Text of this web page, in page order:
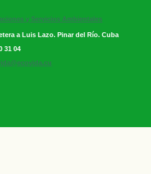
y Servicios Ambientales
a Luis Lazo. Pinar del Río. Cuba
31 04